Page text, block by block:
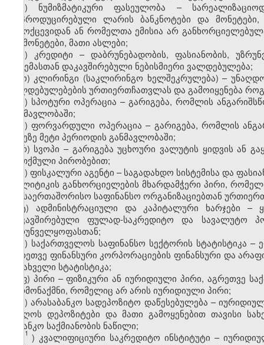
მ)
ნუმიზმატიკური ფასეულობა –
რეპროდუცირებული ლარის ბანკნოტები და
მიმოქცევიდან ან რომელთა ემისია არ
და მონეტები, მათი ასლები;
ნ) კრედიტი – დაბრუნებადობის, ფასიანობის,
გაცემასთან დაკავშირებული ნებისმიერი ვალდებულება;
ო) კლირინგი (საკლირინგო ხელშეკრულება) –
ვალდებულებების ურთიერთჩათვლას და გამოიყენება
პ) სპოტური ოპერაცია – გარიგება, რომლის
განმავლობაში;
ჟ) ფორვარდული ოპერაცია – გარიგება, რომლის
დღეზე მეტი პერიოდის განმავლობაში;
რ) სვოპი – გარიგება უცხოური ვალუტის ყიდვის ან
დათქმული პირობებით;
ს) ფისკალური აგენტი – საგადახდო სისტემისა და
პოლიტიკის განხორციელების მხარდამჭერი პირი,
და საერთაშორისო საფინანსო ორგანიზაციებთან
ტ) ადმინისტრაციული და კაპიტალური ხარჯები
დაკავშირებული ფულად-საკრედიტო და სავალუტო
უზრუნველყოფასთან;
უ) საქართველოს საფინანსო სექტორის სტატისტიკა
აგრეთვე ფინანსური კორპორაციების ფინანსური და
ამსახველი სტატისტიკა;
ფ) პირი – ფიზიკური ან იურიდიული პირი, აგრეთვე
წარმონაქმნი, რომელიც არ არის იურიდიული პირი;
ქ) არასაბანკო სადეპოზიტო დაწესებულება –
მიიღოს დეპოზიტები და მათი გამოყენებით თავისი
საბანკო საქმიანობის ნაწილი;
1 ) კვალიფიციური საკრედიტო ინსტიტუტი –